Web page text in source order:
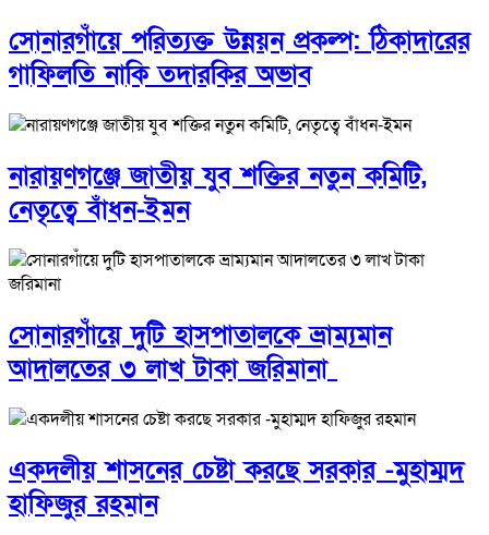
সোনারগাঁয়ে পরিত্যক্ত উন্নয়ন প্রকল্প: ঠিকাদারের
গাফিলতি নাকি তদারকির অভাব
নারায়ণগঞ্জে জাতীয় যুব শক্তির নতুন কমিটি,
নেতৃত্বে বাঁধন-ইমন
সোনারগাঁয়ে দুটি হাসপাতালকে ভ্রাম্যমান
আদালতের ৩ লাখ টাকা জরিমানা
একদলীয় শাসনের চেষ্টা করছে সরকার -মুহাম্মদ
হাফিজুর রহমান